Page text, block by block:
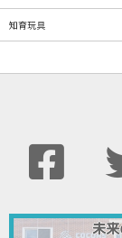
知育玩具